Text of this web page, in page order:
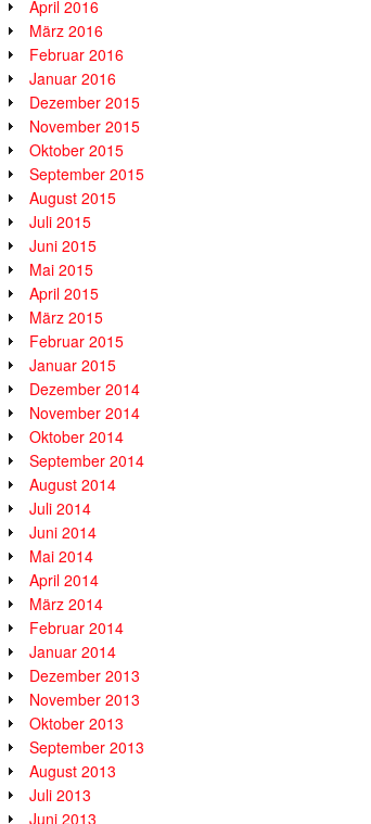
April 2016
März 2016
Februar 2016
Januar 2016
Dezember 2015
November 2015
Oktober 2015
September 2015
August 2015
Juli 2015
Juni 2015
Mai 2015
April 2015
März 2015
Februar 2015
Januar 2015
Dezember 2014
November 2014
Oktober 2014
September 2014
August 2014
Juli 2014
Juni 2014
Mai 2014
April 2014
März 2014
Februar 2014
Januar 2014
Dezember 2013
November 2013
Oktober 2013
September 2013
August 2013
Juli 2013
Juni 2013